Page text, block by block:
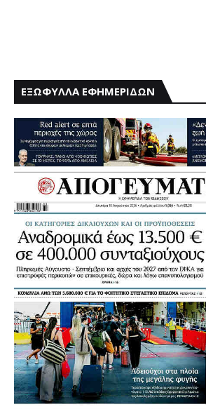
ΕΞΩΦΥΛΛΑ ΕΦΗΜΕΡΙΔΩΝ